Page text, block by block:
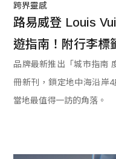
跨界靈感
路易威登 Louis
遊指南！附行李標
品牌最新推出「城市指南
冊新刊，鎖定地中海沿岸
當地最值得一訪的角落。